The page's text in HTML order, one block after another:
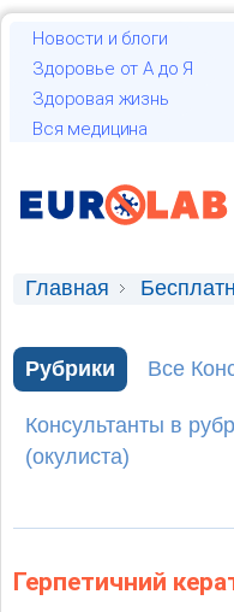
Новости и блоги
Здоровье от А до Я
Здоровая жизнь
Вся медицина
Главная
Герпетичний кератит
Рубрики Все
Консультанты в
(окулиста)
Герпетичний